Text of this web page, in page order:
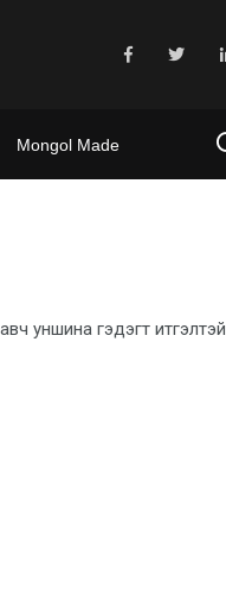
Mongol Made
уншина гэдэгт итгэлтэй